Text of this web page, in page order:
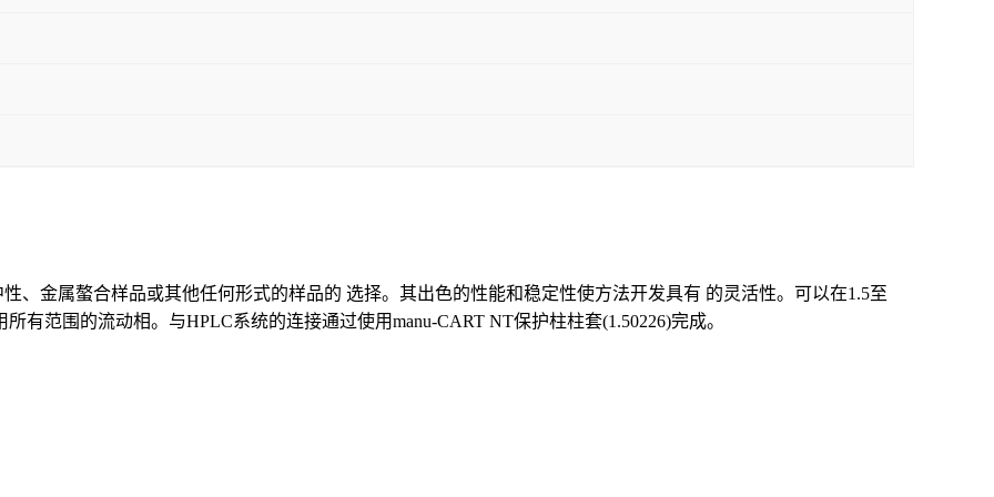
、金属螯合样品或其他任何形式的样品的 选择。其出色的性能和稳定性使方法开发具有 的灵活性。可以在1.5至
有范围的流动相。与HPLC系统的连接通过使用manu-CART NT保护柱柱套(1.50226)完成。